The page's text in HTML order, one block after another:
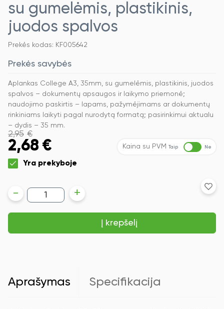
su gumelėmis, plastikinis,
juodos spalvos
Prekės kodas: KF005642
Prekės savybės
Aplankas College A3, 35mm, su gumelėmis, plastikinis, juodos
spalvos – dokumentų apsaugos ir laikymo priemonė;
naudojimo paskirtis – lapams, pažymėjimams ar dokumentų
rinkiniams laikyti pagal nurodytą formatą; pasirinkimui aktualu
– dydis – 35 mm.
2,95 €
2,68 € Kaina su PVM Taip Ne
Yra prekyboje
produkto
kiekis:
Aplankas
College
35mm,
spalvos
- +
Į krepšelį
Aprašymas Specifikacija